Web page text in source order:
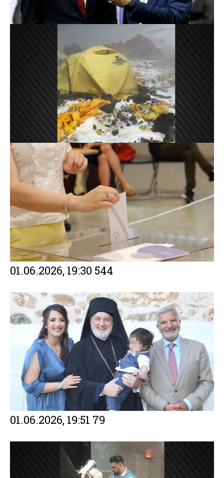
01.06.2026, 19:30 544
01.06.2026, 19:51 79